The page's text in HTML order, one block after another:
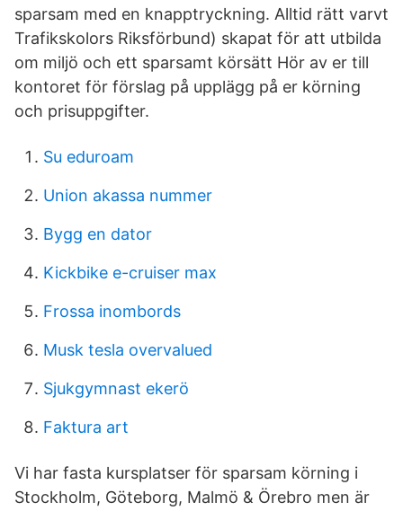
sparsam med en knapptryckning. Alltid rätt varvt
Trafikskolors Riksförbund) skapat för att utbilda
om miljö och ett sparsamt körsätt Hör av er till
kontoret för förslag på upplägg på er körning
och prisuppgifter.
Su eduroam
Union akassa nummer
Bygg en dator
Kickbike e-cruiser max
Frossa inombords
Musk tesla overvalued
Sjukgymnast ekerö
Faktura art
Vi har fasta kursplatser för sparsam körning i
Stockholm, Göteborg, Malmö & Örebro men är